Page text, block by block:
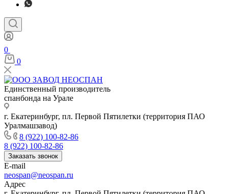
0
0
Единственный производитель
спанбонда на Урале
г. Екатеринбург, пл. Первой Пятилетки (территория ПАО
Уралмашзавод)
8 (922) 100-82-86
8 (922) 100-82-86
Заказать звонок
E-mail
neospan@neospan.ru
Адрес